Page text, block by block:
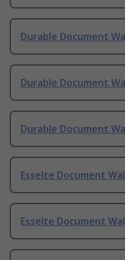
Durable Document
Durable Document
Durable Document
Esselte Document
Esselte Document